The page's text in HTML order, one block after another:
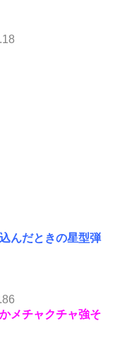
んだときの星型弾
メチャクチャ強そ